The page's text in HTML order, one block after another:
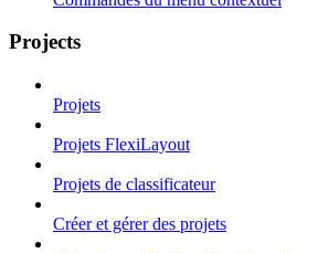
Projects
Projets
Projets FlexiLayout
Projets de classificateur
Créer et gérer des projets